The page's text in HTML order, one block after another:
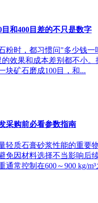
和400目差的不只是数字
粉时，都习惯问"多少钱
效果和成本差别都不小
块矿石磨成100目，和...
采购前必看参数指南
轻质石膏砂浆性能的重要
免因材料选择不当影响
常控制在600～900 kg/